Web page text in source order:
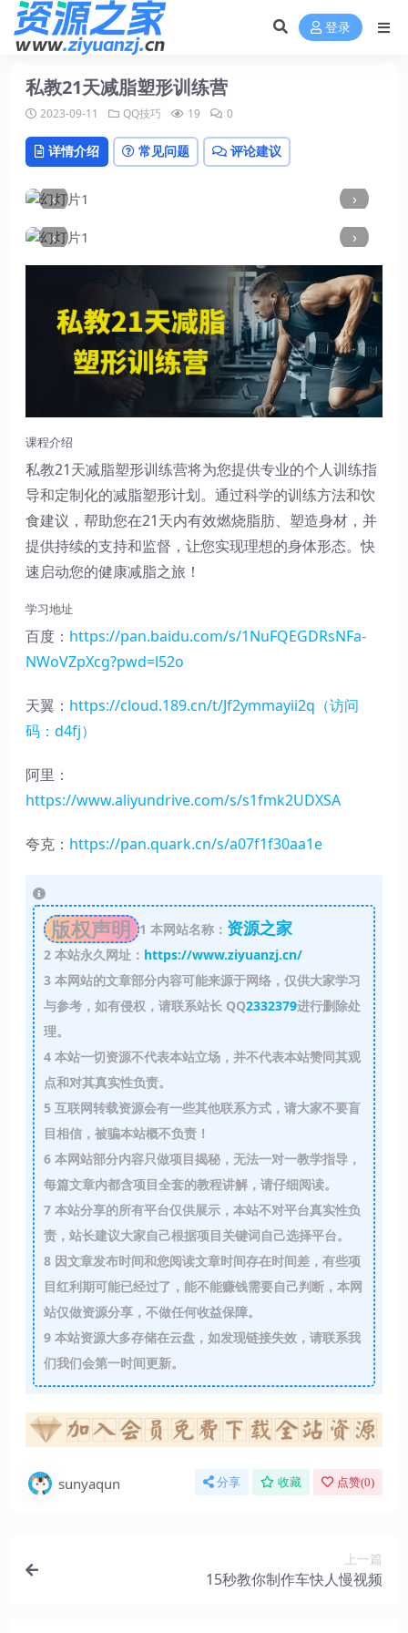
登录
私教21天减脂塑形训练营
2023-09-11 QQ技巧 19 0
详情介绍 常见问题 评论建议
‹
›
‹
›
课程介绍
私教21天减脂塑形训练营将为您提供专业的个人训练指
导和定制化的减脂塑形计划。通过科学的训练方法和饮
食建议，帮助您在21天内有效燃烧脂肪、塑造身材，并
提供持续的支持和监督，让您实现理想的身体形态。快
速启动您的健康减脂之旅！
学习地址
百度： https://pan.baidu.com/s/1NuFQEGDRsNFa-
NWoVZpXcg?pwd=l52o
天翼： https://cloud.189.cn/t/Jf2ymmayii2q（访问
码：d4fj）
阿里：
https://www.aliyundrive.com/s/s1fmk2UDXSA
夸克： https://pan.quark.cn/s/a07f1f30aa1e
版权声明 1 本网站名称： 资源之家
2本站永久网址： https://www.ziyuanzj.cn/
3本网站的文章部分内容可能来源于网络，仅供大家学习
与参考，如有侵权，请联系站长 QQ2332379进行删除处
理。
4本站一切资源不代表本站立场，并不代表本站赞同其观
点和对其真实性负责。
5互联网转载资源会有一些其他联系方式，请大家不要盲
目相信，被骗本站概不负责！
6本网站部分内容只做项目揭秘，无法一对一教学指导，
每篇文章内都含项目全套的教程讲解，请仔细阅读。
7本站分享的所有平台仅供展示，本站不对平台真实性负
责，站长建议大家自己根据项目关键词自己选择平台。
8因文章发布时间和您阅读文章时间存在时间差，有些项
目红利期可能已经过了，能不能赚钱需要自己判断，本网
站仅做资源分享，不做任何收益保障。
9本站资源大多存储在云盘，如发现链接失效，请联系我
们我们会第一时间更新。
sunyaqun 分享 收藏 点赞(0)
上一篇
15秒教你制作车快人慢视频